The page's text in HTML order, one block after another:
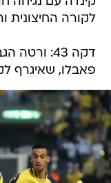
לקורה החיצונית
דקה 43:
פאבלו, שאיגרף